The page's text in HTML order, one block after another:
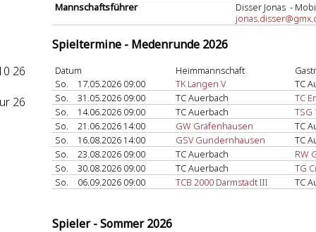
26
26
Mannschaftsführer
Disser Jonas -
Spieltermine - Medenrunde 2026
Datum Heimmannschaft
So.
17.05.2026 09:00 TK Langen V TC
So.
31.05.2026 09:00 TC Auerbach TC
So.
14.06.2026 09:00 TC Auerbach TSG
So.
21.06.2026 14:00 GW Gräfenhausen TC
So.
16.08.2026 14:00 GSV Gundernhausen TC
So.
23.08.2026 09:00 TC Auerbach RW
So.
30.08.2026 09:00 TC Auerbach TG
So.
06.09.2026 09:00 TCB 2000 Darmstadt III TC
Spieler - Sommer 2026